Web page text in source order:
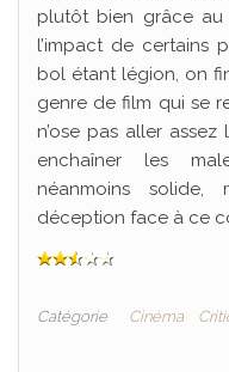
plutôt bien grâce au
l’impact de certains
bol étant légion, on
genre de film qui se
n’ose pas aller
enchaîner les
néanmoins
déception face à ce
Catégorie Cinéma